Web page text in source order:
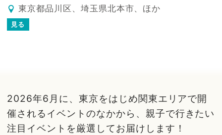
東京都品川区、埼玉県北本市、ほか
見る
2026年6月に、東京をはじめ関東エリアで開
催されるイベントのなかから、親子で行きたい
注目イベントを厳選してお届けします！